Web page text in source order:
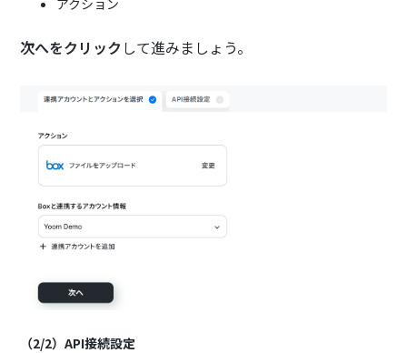
アクション
次へをクリック して進みましょう。
（2/2）API接続設定